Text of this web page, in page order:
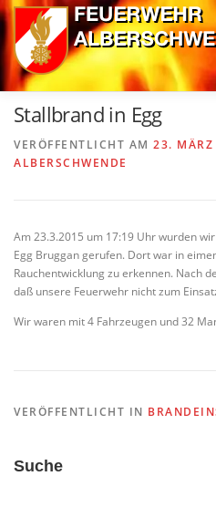
Zum
Inhalt
springen
ALPIN-NASSWETTBEWERB
AUSRÜSTUNG CHRONIK
Stallbrand in Egg
VERÖFFENTLICHT AM 23.
ALBERSCHWENDE
Am 23.3.2015 um 17:19 Uhr wurden
Egg Bruggan gerufen. Dort war in
Rauchentwicklung zu erkennen. Nach
daß unsere Feuerwehr nicht zum
Wir waren mit 4 Fahrzeugen und 32
VERÖFFENTLICHT IN
Suche